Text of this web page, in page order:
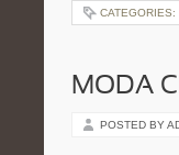
CATEGORIES:
MODA
POSTED BY